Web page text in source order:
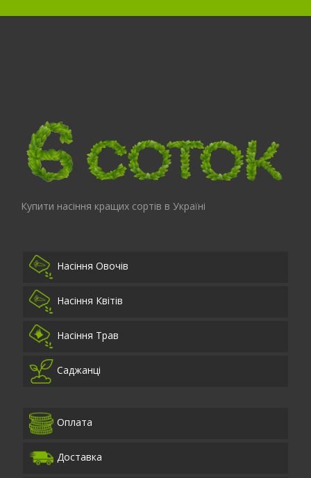
Купити насіння кращих сортів в Україні
Насіння Овочів
Насіння Квітів
Насіння Трав
Саджанці
Оплата
Доставка